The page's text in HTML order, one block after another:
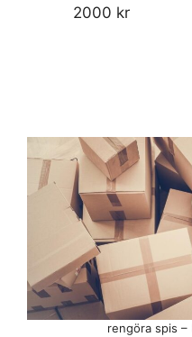
2000 kr
rengöra spis –